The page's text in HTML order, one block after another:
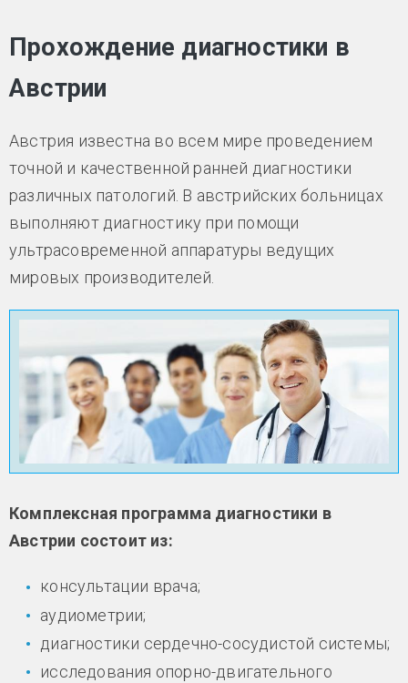
Прохождение диагностики в
Австрии
Австрия известна во всем мире проведением
точной и качественной ранней диагностики
различных патологий. В австрийских больницах
выполняют диагностику при помощи
ультрасовременной аппаратуры ведущих
мировых производителей.
Комплексная программа диагностики в
Австрии состоит из:
консультации врача;
аудиометрии;
диагностики сердечно-сосудистой системы;
исследования опорно-двигательного